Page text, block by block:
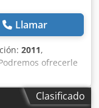
Llamar
2011,
ofrecerle
visita
Aszpd Etsa
Clasificado